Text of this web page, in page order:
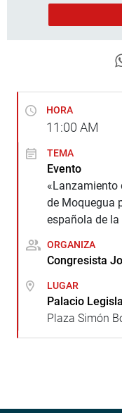
HORA
11:00 AM
TEMA
Evento
«Lanzamiento
de Moquegua
española de
ORGANIZA
Congresista
LUGAR
Palacio
Plaza Simón